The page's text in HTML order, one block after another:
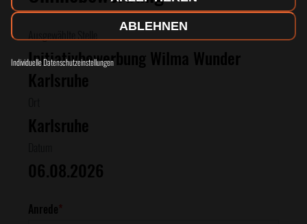
Ausgewählte Stelle
Initiativbewerbung Wilma Wunder
Karlsruhe
Karlsruhe
06.08.2026
Anrede*
Individuelle Datenschutzeinstellungen
ABLEHNEN